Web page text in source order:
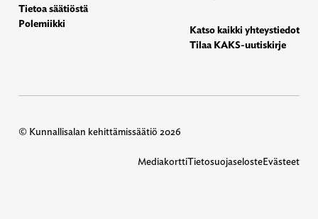
Tietoa säätiöstä
Polemiikki
Katso kaikki yhteystiedot
Tilaa KAKS-uutiskirje
© Kunnallisalan kehittämissäätiö 2026
MediakorttiTietosuojaselosteEvästeet